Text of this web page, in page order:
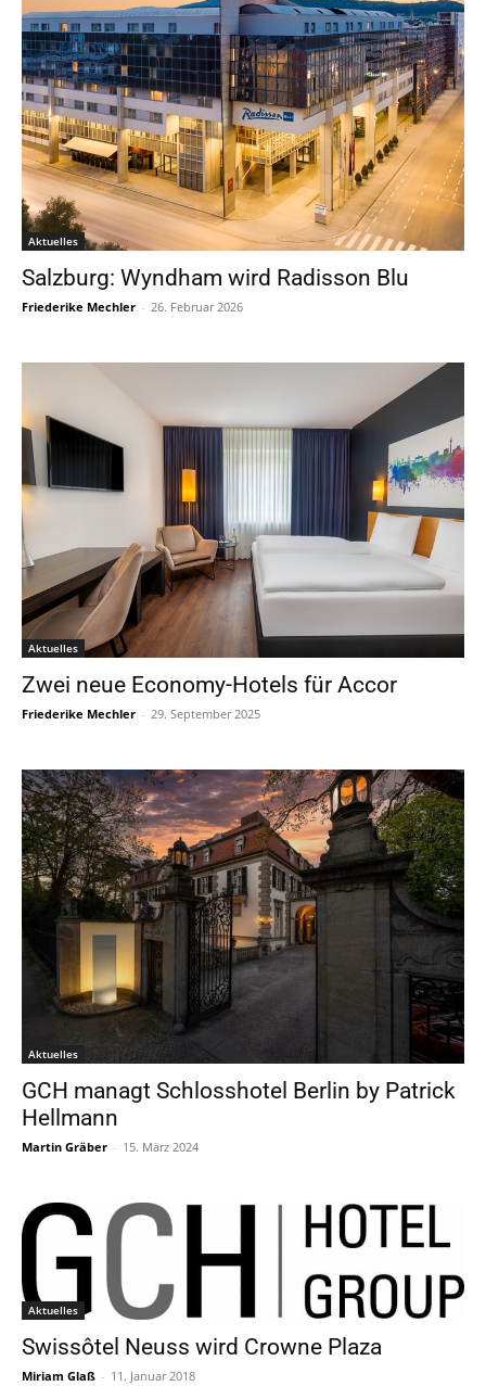
Aktuelles
Salzburg: Wyndham wird Radisson Blu
Friederike Mechler - 26. Februar 2026
Aktuelles
Zwei neue Economy-Hotels für Accor
Friederike Mechler - 29. September 2025
Aktuelles
GCH managt Schlosshotel Berlin by Patrick
Hellmann
Martin Gräber - 15. März 2024
Aktuelles
Swissôtel Neuss wird Crowne Plaza
Miriam Glaß - 11. Januar 2018